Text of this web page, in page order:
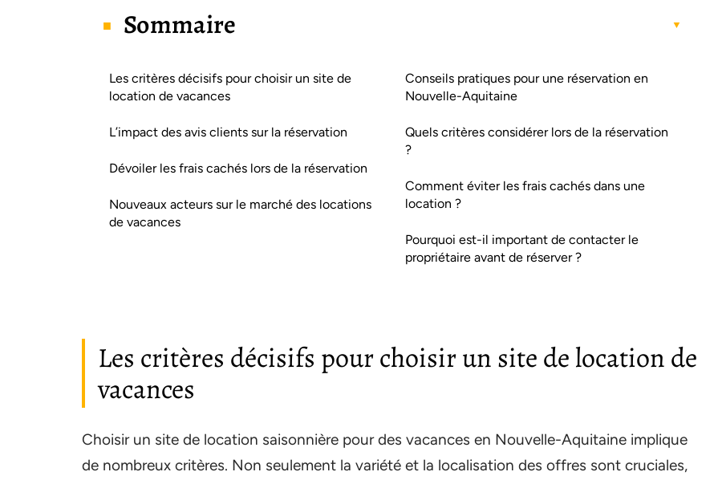
Sommaire
Les critères décisifs pour choisir un site de
location de vacances
L’impact des avis clients sur la réservation
Dévoiler les frais cachés lors de la réservation
Nouveaux acteurs sur le marché des locations
de vacances
Conseils pratiques pour une réservation en
Nouvelle-Aquitaine
Quels critères considérer lors de la réservation
?
Comment éviter les frais cachés dans une
location ?
Pourquoi est-il important de contacter le
propriétaire avant de réserver ?
Les critères décisifs pour choisir un site de location de
vacances
Choisir un site de location saisonnière pour des vacances en Nouvelle-Aquitaine implique
de nombreux critères. Non seulement la variété et la localisation des offres sont cruciales,